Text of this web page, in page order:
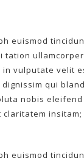
euismod
tation
vulputate velit
qui
nobis
euismod